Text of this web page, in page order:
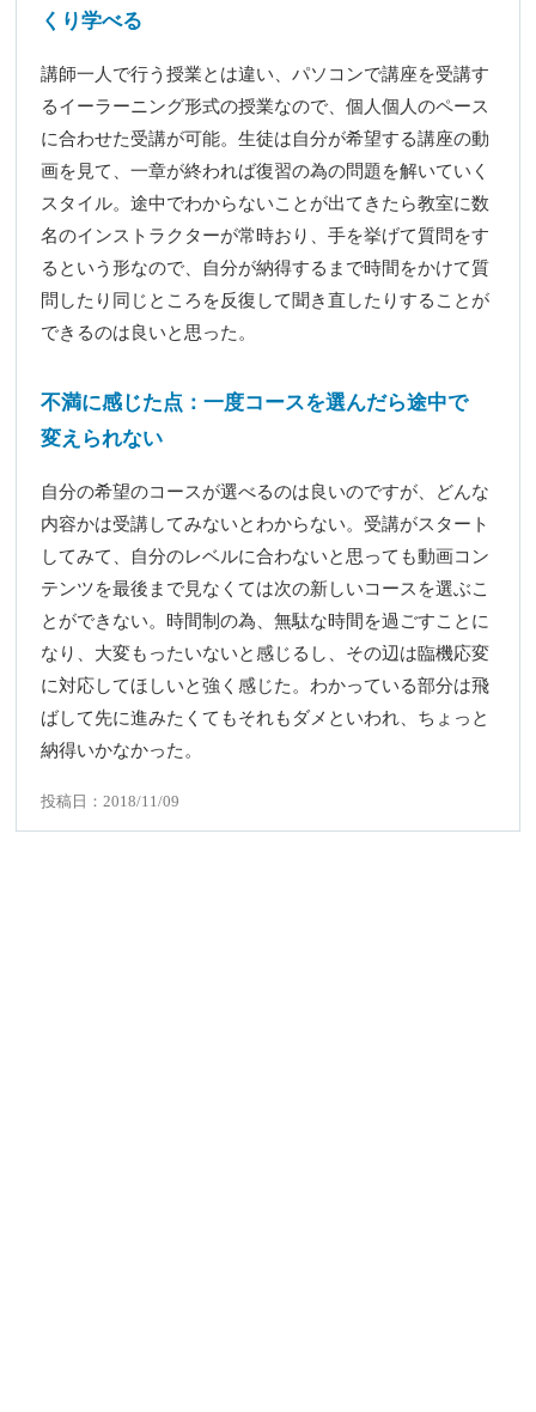
くり学べる
講師一人で行う授業とは違い、パソコンで講座を受講す
るイーラーニング形式の授業なので、個人個人のペース
に合わせた受講が可能。生徒は自分が希望する講座の動
画を見て、一章が終われば復習の為の問題を解いていく
スタイル。途中でわからないことが出てきたら教室に数
名のインストラクターが常時おり、手を挙げて質問をす
るという形なので、自分が納得するまで時間をかけて質
問したり同じところを反復して聞き直したりすることが
できるのは良いと思った。
不満に感じた点：一度コースを選んだら途中で
変えられない
自分の希望のコースが選べるのは良いのですが、どんな
内容かは受講してみないとわからない。受講がスタート
してみて、自分のレベルに合わないと思っても動画コン
テンツを最後まで見なくては次の新しいコースを選ぶこ
とができない。時間制の為、無駄な時間を過ごすことに
なり、大変もったいないと感じるし、その辺は臨機応変
に対応してほしいと強く感じた。わかっている部分は飛
ばして先に進みたくてもそれもダメといわれ、ちょっと
納得いかなかった。
投稿日：2018/11/09